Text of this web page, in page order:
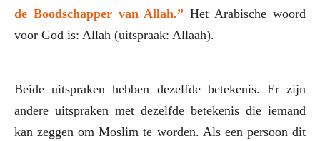
de Boodschapper van Allah.” Het Arabische woord
voor God is: Allah (uitspraak: Allaah).
Beide uitspraken hebben dezelfde betekenis. Er zijn
andere uitspraken met dezelfde betekenis die iemand
kan zeggen om Moslim te worden. Als een persoon dit